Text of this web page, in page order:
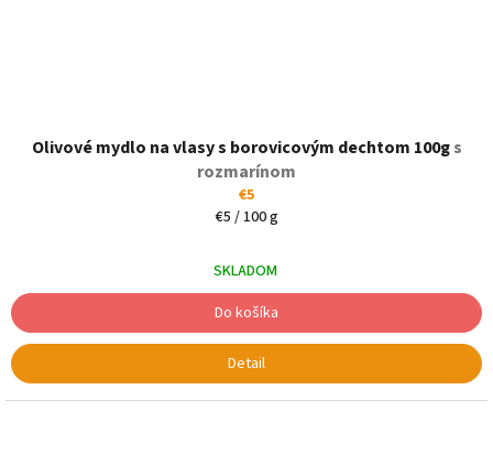
Olivové mydlo na vlasy s borovicovým dechtom 100gs
rozmarínom
€5
Jednotková
€5 / 100 g
SKLADOM
Do košíka
Detail